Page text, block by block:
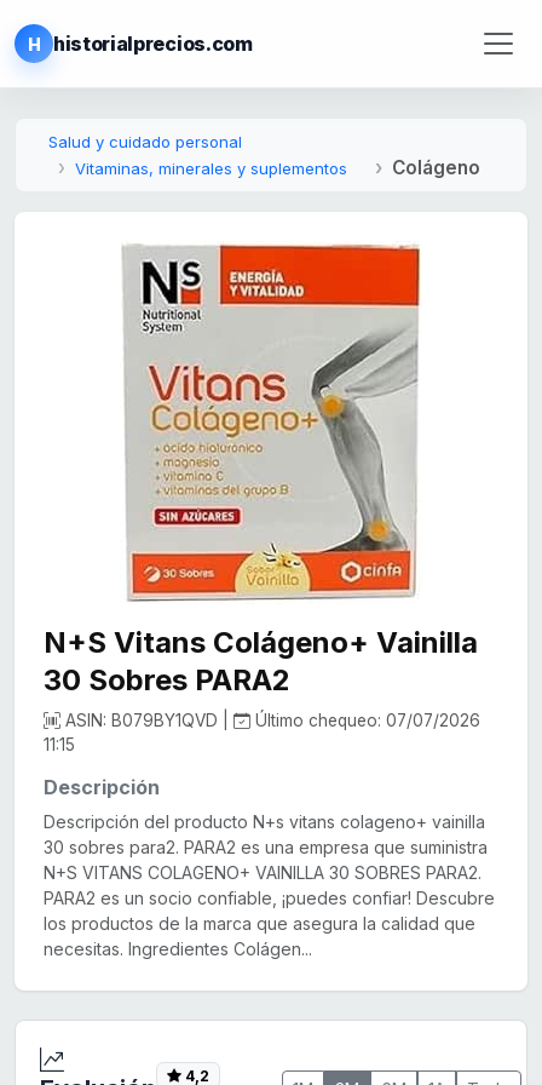
H historialprecios.com
Salud y cuidado personal
Vitaminas, minerales y suplementos
Colágeno
N+S Vitans Colágeno+ Vainilla
30 Sobres PARA2
ASIN: B079BY1QVD |
Último chequeo: 07/07/2026
11:15
Descripción
Descripción del producto N+s vitans colageno+ vainilla
30 sobres para2. PARA2 es una empresa que suministra
N+S VITANS COLAGENO+ VAINILLA 30 SOBRES PARA2.
PARA2 es un socio confiable, ¡puedes confiar! Descubre
los productos de la marca que asegura la calidad que
necesitas. Ingredientes Colágen...
4,2